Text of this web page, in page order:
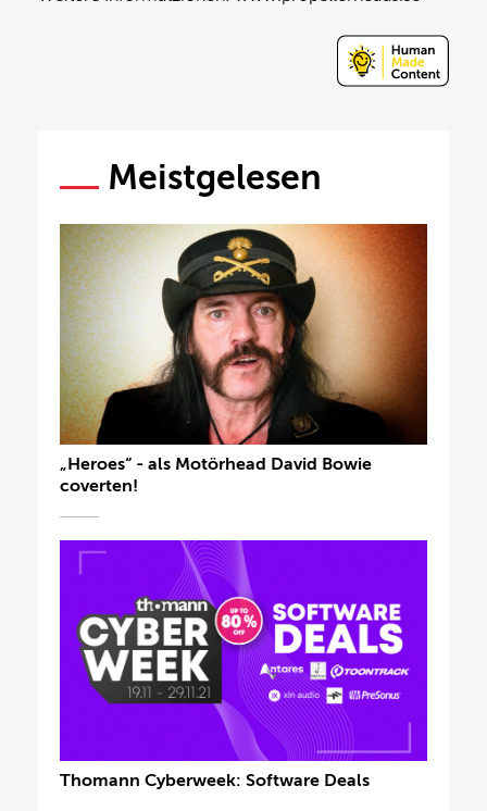
Meistgelesen
„Heroes“ - als Motörhead David Bowie
coverten!
Thomann Cyberweek: Software Deals